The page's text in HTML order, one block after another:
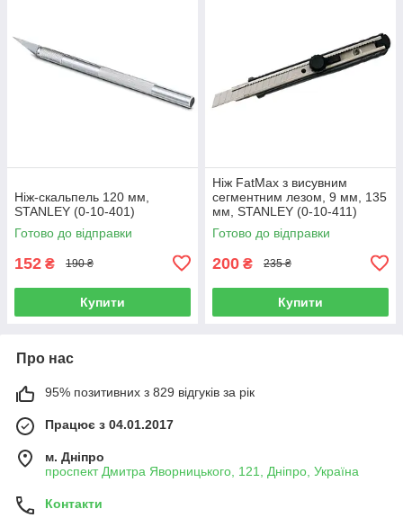
Ніж-скальпель 120 мм,
STANLEY (0-10-401)
Готово до відправки
152 ₴ 190 ₴
Купити
Ніж FatMax з висувним
сегментним лезом, 9 мм, 135
мм, STANLEY (0-10-411)
Готово до відправки
200 ₴ 235 ₴
Купити
Про нас
95% позитивних з 829 відгуків за рік
Працює з 04.01.2017
м. Дніпро
проспект Дмитра Яворницького, 121, Дніпро, Україна
Контакти